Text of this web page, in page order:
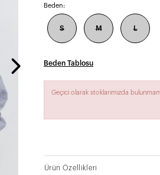
Beden:
S M L
Beden Tablosu
Geçici olarak stoklarımızda
Ürün Özellikleri